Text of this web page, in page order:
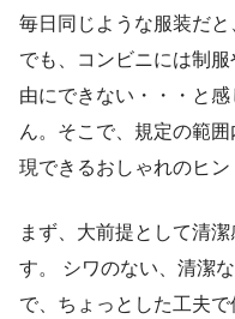
毎日同じような服装だと
でも、コンビニには制
由にできない・・・と
ん。そこで、規定の範
現できるおしゃれのヒ
まず、大前提として清
す。 シワのない、清潔
で、ちょっとした工夫で